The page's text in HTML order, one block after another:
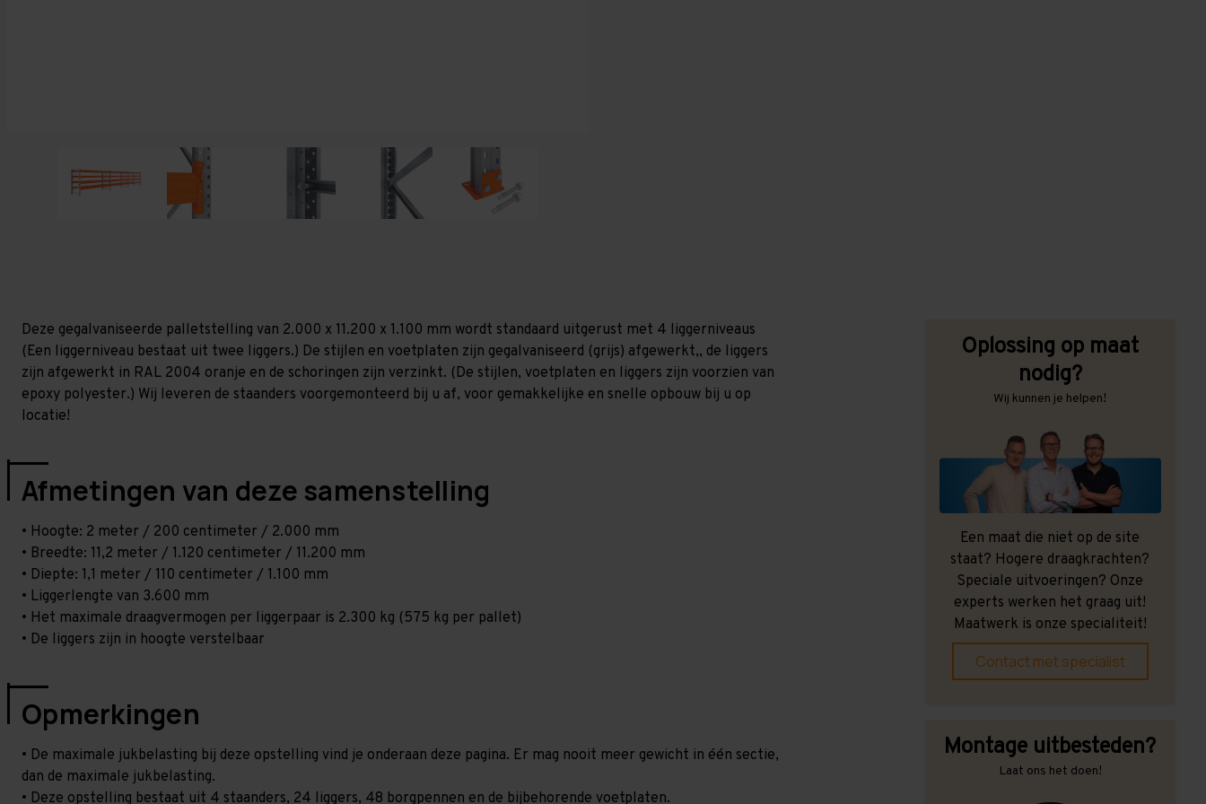
Deze gegalvaniseerde palletstelling van 2.000 x 11.200 x 1.100 mm wordt standaard uitgerust met 4 liggerniveaus
(Een liggerniveau bestaat uit twee liggers.) De stijlen en voetplaten zijn gegalvaniseerd (grijs) afgewerkt,, de liggers
zijn afgewerkt in RAL 2004 oranje en de schoringen zijn verzinkt. (De stijlen, voetplaten en liggers zijn voorzien van
epoxy polyester.) Wij leveren de staanders voorgemonteerd bij u af, voor gemakkelijke en snelle opbouw bij u op
locatie!
Afmetingen van deze samenstelling
• Hoogte: 2 meter / 200 centimeter / 2.000 mm
• Breedte: 11,2 meter / 1.120 centimeter / 11.200 mm
• Diepte: 1,1 meter / 110 centimeter / 1.100 mm
• Liggerlengte van 3.600 mm
• Het maximale draagvermogen per liggerpaar is 2.300 kg (575 kg per pallet)
• De liggers zijn in hoogte verstelbaar
Opmerkingen
• De maximale jukbelasting bij deze opstelling vind je onderaan deze pagina. Er mag nooit meer gewicht in één sectie,
dan de maximale jukbelasting.
• Deze opstelling bestaat uit 4 staanders, 24 liggers, 48 borgpennen en de bijbehorende voetplaten.
Oplossing op maat
nodig?
Wij kunnen je helpen!
Een maat die niet op de site
staat? Hogere draagkrachten?
Speciale uitvoeringen? Onze
experts werken het graag uit!
Maatwerk is onze specialiteit!
Contact met specialist
Montage uitbesteden?
Laat ons het doen!